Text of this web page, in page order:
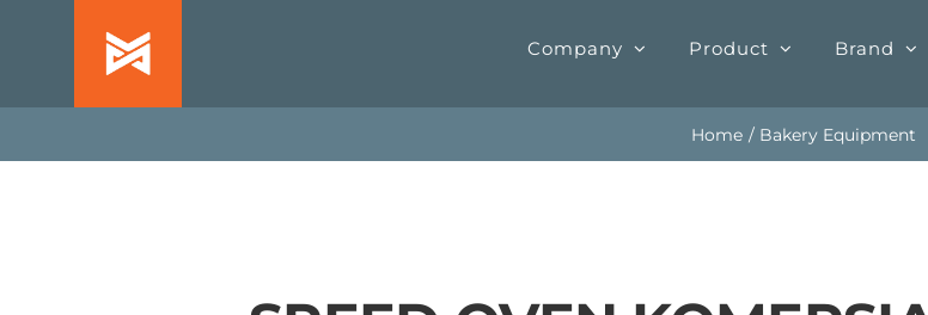
Company Product Brand
Home Bakery Equipment